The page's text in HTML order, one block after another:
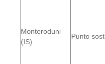
Monteroduni
(IS)
Punto